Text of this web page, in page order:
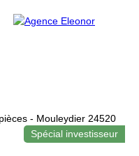
Spécial investisseur